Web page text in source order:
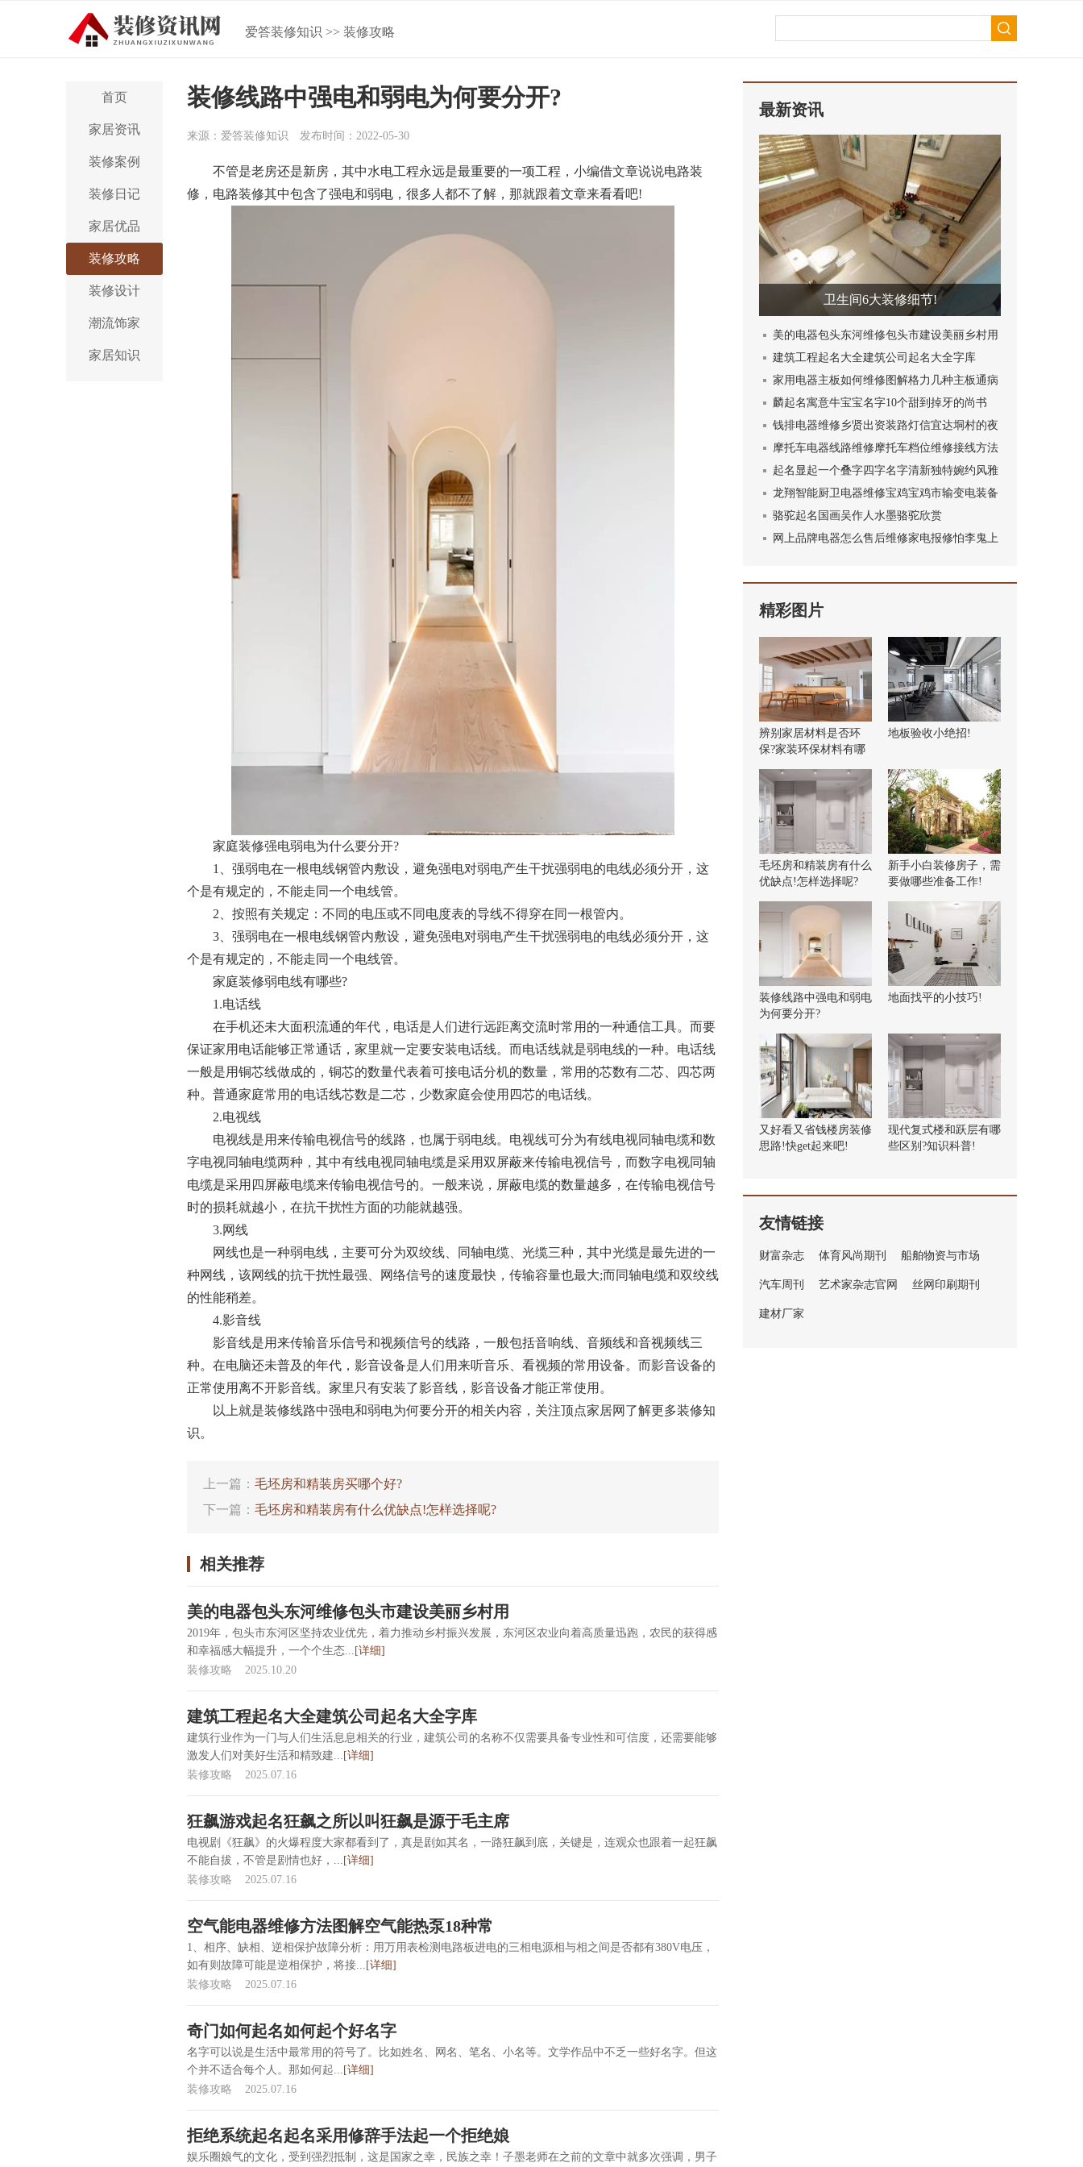
爱答装修知识 >> 装修攻略
首页
家居资讯
装修案例
装修日记
家居优品
装修攻略
装修设计
潮流饰家
家居知识
装修线路中强电和弱电为何要分开?
来源：爱答装修知识 发布时间：2022-05-30
不管是老房还是新房，其中水电工程永远是最重要的一项工程，小编借文章说说电路装
修，电路装修其中包含了强电和弱电，很多人都不了解，那就跟着文章来看看吧!
家庭装修强电弱电为什么要分开?
1、强弱电在一根电线钢管内敷设，避免强电对弱电产生干扰强弱电的电线必须分开，这
个是有规定的，不能走同一个电线管。
2、按照有关规定：不同的电压或不同电度表的导线不得穿在同一根管内。
3、强弱电在一根电线钢管内敷设，避免强电对弱电产生干扰强弱电的电线必须分开，这
个是有规定的，不能走同一个电线管。
家庭装修弱电线有哪些?
1.电话线
在手机还未大面积流通的年代，电话是人们进行远距离交流时常用的一种通信工具。而要
保证家用电话能够正常通话，家里就一定要安装电话线。而电话线就是弱电线的一种。电话线
一般是用铜芯线做成的，铜芯的数量代表着可接电话分机的数量，常用的芯数有二芯、四芯两
种。普通家庭常用的电话线芯数是二芯，少数家庭会使用四芯的电话线。
2.电视线
电视线是用来传输电视信号的线路，也属于弱电线。电视线可分为有线电视同轴电缆和数
字电视同轴电缆两种，其中有线电视同轴电缆是采用双屏蔽来传输电视信号，而数字电视同轴
电缆是采用四屏蔽电缆来传输电视信号的。一般来说，屏蔽电缆的数量越多，在传输电视信号
时的损耗就越小，在抗干扰性方面的功能就越强。
3.网线
网线也是一种弱电线，主要可分为双绞线、同轴电缆、光缆三种，其中光缆是最先进的一
种网线，该网线的抗干扰性最强、网络信号的速度最快，传输容量也最大;而同轴电缆和双绞线
的性能稍差。
4.影音线
影音线是用来传输音乐信号和视频信号的线路，一般包括音响线、音频线和音视频线三
种。在电脑还未普及的年代，影音设备是人们用来听音乐、看视频的常用设备。而影音设备的
正常使用离不开影音线。家里只有安装了影音线，影音设备才能正常使用。
以上就是装修线路中强电和弱电为何要分开的相关内容，关注顶点家居网了解更多装修知
识。
上一篇： 毛坯房和精装房买哪个好?
下一篇： 毛坯房和精装房有什么优缺点!怎样选择呢?
相关推荐
美的电器包头东河维修包头市建设美丽乡村用
2019年，包头市东河区坚持农业优先，着力推动乡村振兴发展，东河区农业向着高质量迅跑，农民的获得感
和幸福感大幅提升，一个个生态... [详细]
装修攻略
2025.10.20
建筑工程起名大全建筑公司起名大全字库
建筑行业作为一门与人们生活息息相关的行业，建筑公司的名称不仅需要具备专业性和可信度，还需要能够
激发人们对美好生活和精致建... [详细]
装修攻略
2025.07.16
狂飙游戏起名狂飙之所以叫狂飙是源于毛主席
电视剧《狂飙》的火爆程度大家都看到了，真是剧如其名，一路狂飙到底，关键是，连观众也跟着一起狂飙
不能自拔，不管是剧情也好，... [详细]
装修攻略
2025.07.16
空气能电器维修方法图解空气能热泵18种常
1、相序、缺相、逆相保护故障分析：用万用表检测电路板进电的三相电源相与相之间是否都有380V电压，
如有则故障可能是逆相保护，将接... [详细]
装修攻略
2025.07.16
奇门如何起名如何起个好名字
名字可以说是生活中最常用的符号了。比如姓名、网名、笔名、小名等。文学作品中不乏一些好名字。但这
个并不适合每个人。那如何起... [详细]
装修攻略
2025.07.16
拒绝系统起名起名采用修辞手法起一个拒绝娘
娱乐圈娘气的文化，受到强烈抵制，这是国家之幸，民族之幸！子墨老师在之前的文章中就多次强调，男子
最新资讯
卫生间6大装修细节!
美的电器包头东河维修包头市建设美丽乡村用
建筑工程起名大全建筑公司起名大全字库
家用电器主板如何维修图解格力几种主板通病
麟起名寓意牛宝宝名字10个甜到掉牙的尚书
钱排电器维修乡贤出资装路灯信宜达垌村的夜
摩托车电器线路维修摩托车档位维修接线方法
起名显起一个叠字四字名字清新独特婉约风雅
龙翔智能厨卫电器维修宝鸡宝鸡市输变电装备
骆驼起名国画吴作人水墨骆驼欣赏
网上品牌电器怎么售后维修家电报修怕李鬼上
精彩图片
辨别家居材料是否环
保?家装环保材料有哪
地板验收小绝招!
毛坯房和精装房有什么
优缺点!怎样选择呢?
新手小白装修房子，需
要做哪些准备工作!
装修线路中强电和弱电
为何要分开?
地面找平的小技巧!
又好看又省钱楼房装修
思路!快get起来吧!
现代复式楼和跃层有哪
些区别?知识科普!
友情链接
财富杂志 体育风尚期刊 船舶物资与市场
汽车周刊 艺术家杂志官网 丝网印刷期刊
建材厂家